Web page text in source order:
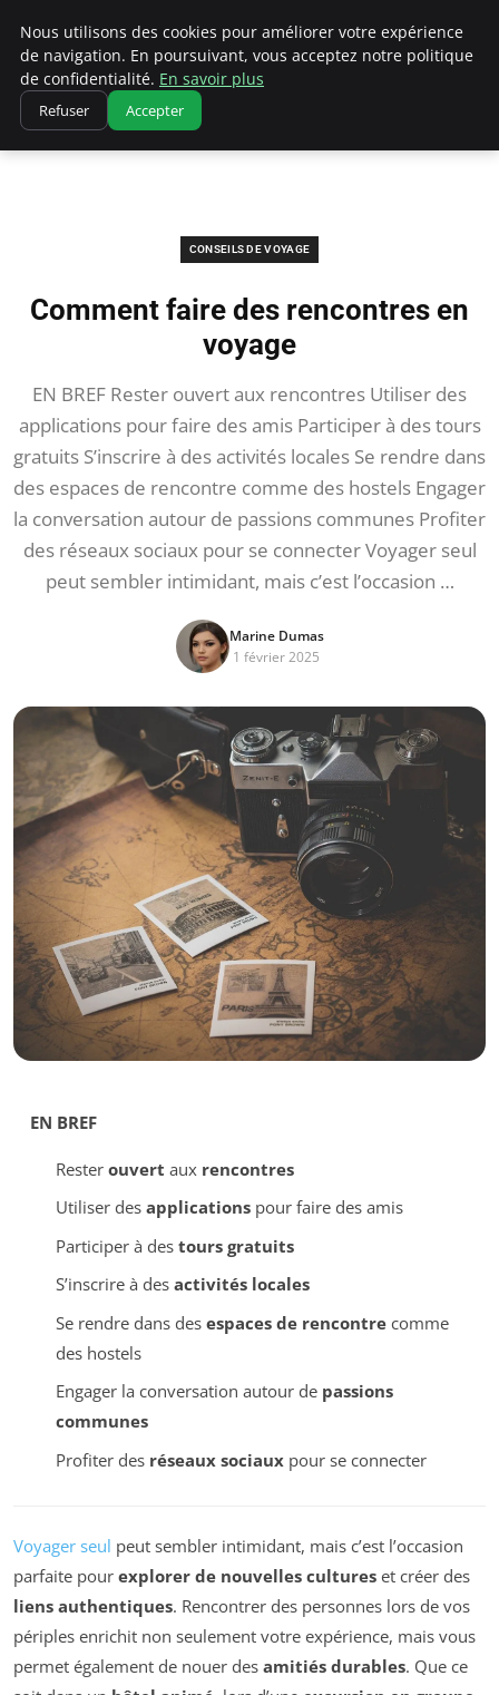
Correze Co
Accueil Conseils de voyage
CONSEILS DE VOYAGE
Comment faire des rencontres en
voyage
EN BREF Rester ouvert aux rencontres Utiliser des
applications pour faire des amis Participer à des tours
gratuits S’inscrire à des activités locales Se rendre dans
des espaces de rencontre comme des hostels Engager
la conversation autour de passions communes Profiter
des réseaux sociaux pour se connecter Voyager seul
peut sembler intimidant, mais c’est l’occasion …
Marine Dumas
1 février 2025
EN BREF
Rester ouvert aux rencontres
Utiliser des applicationspour faire des amis
Participer à des tours gratuits
S’inscrire à des activités locales
Se rendre dans des espaces de rencontrecomme
des hostels
Engager la conversation autour de passions
communes
Profiter des réseaux sociauxpour se connecter
Voyager seul peut sembler intimidant, mais c’est l’occasion
parfaite pour explorer de nouvelles cultures et créer des
liens authentiques. Rencontrer des personnes lors de vos
périples enrichit non seulement votre expérience, mais vous
permet également de nouer des amitiés durables. Que ce
Nous utilisons des cookies pour améliorer votre expérience
de navigation. En poursuivant, vous acceptez notre politique
de confidentialité. En savoir plus
Refuser Accepter